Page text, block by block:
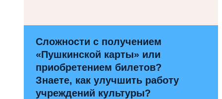
Сложности с получением
«Пушкинской карты» или
приобретением билетов?
Знаете, как улучшить работу
учреждений культуры?